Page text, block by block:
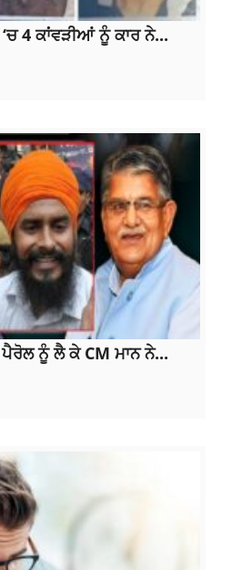
4 ਕਾਂਵੜੀਆਂ ਨੂੰ ਕਾਰ ਨੇ...
ਪੈਰੋਲ ਨੂੰ ਲੈ ਕੇ CM ਮਾਨ ਨੇ...